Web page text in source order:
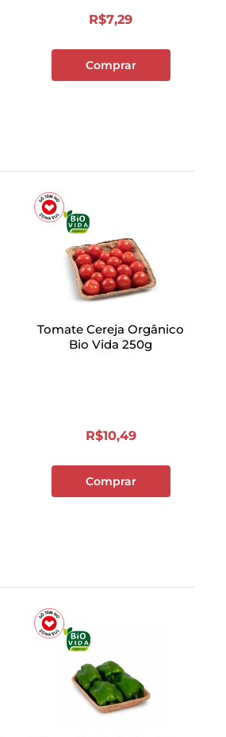
R$7,29
Comprar
Tomate Cereja Orgânico
Bio Vida 250g
R$10,49
Comprar